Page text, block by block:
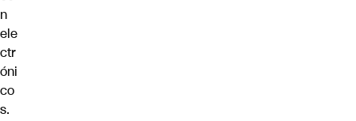
n
ele
ctr
óni
co
s.